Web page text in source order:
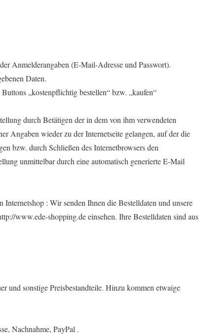
Anmelderangaben (E-Mail-Adresse und Passwort).
Daten.
„kostenpflichtig bestellen“ bzw. „kaufen“
durch Betätigen der in dem von ihm verwendeten
Angaben wieder zu der Internetseite gelangen, auf der die
bzw. durch Schließen des Internetbrowsers den
unmittelbar durch eine automatisch generierte E-Mail
Internetshop : Wir senden Ihnen die Bestelldaten und unsere
www.ede-shopping.de einsehen. Ihre Bestelldaten sind aus
und sonstige Preisbestandteile. Hinzu kommen etwaige
Nachnahme, PayPal .